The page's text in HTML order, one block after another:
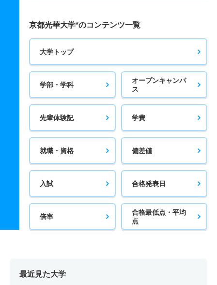
京都光華大学*のコンテンツ一覧
大学トップ
学部・学科
オープンキャンパ
ス
先輩体験記 学費
就職・資格 偏差値
入試 合格発表日
倍率
合格最低点・平均
点
最近見た大学